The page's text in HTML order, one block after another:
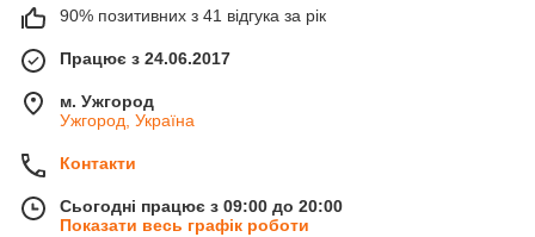
90% позитивних з 41 відгука за рік
Працює з 24.06.2017
м. Ужгород
Ужгород, Україна
Контакти
Сьогодні працює з 09:00 до 20:00
Показати весь графік роботи